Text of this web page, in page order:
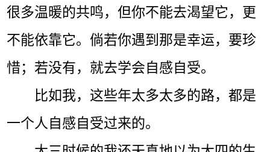
很多温暖的共鸣，但你不能去渴望它，更
不能依靠它。倘若你遇到那是幸运，要珍
惜；若没有，就去学会自感自受。
比如我，这些年太多太多的路，都是
一个人自感自受过来的。